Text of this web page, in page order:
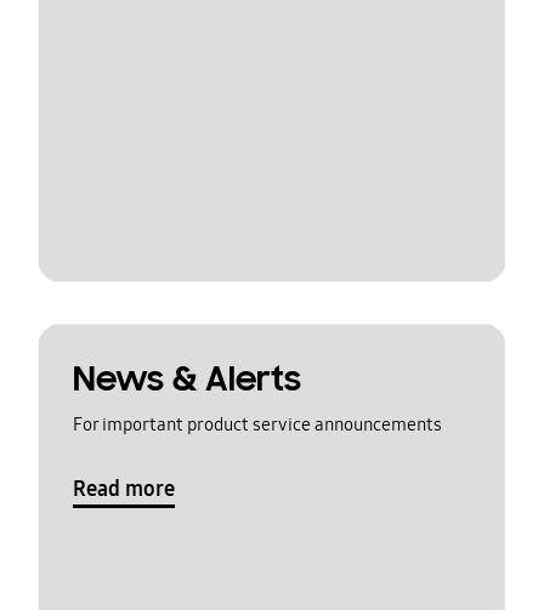
News & Alerts
For important product service announcements
Read more